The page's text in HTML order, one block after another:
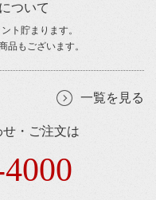
ついて
ト貯まります。
品もございます。
一覧を見る
・ご注文は